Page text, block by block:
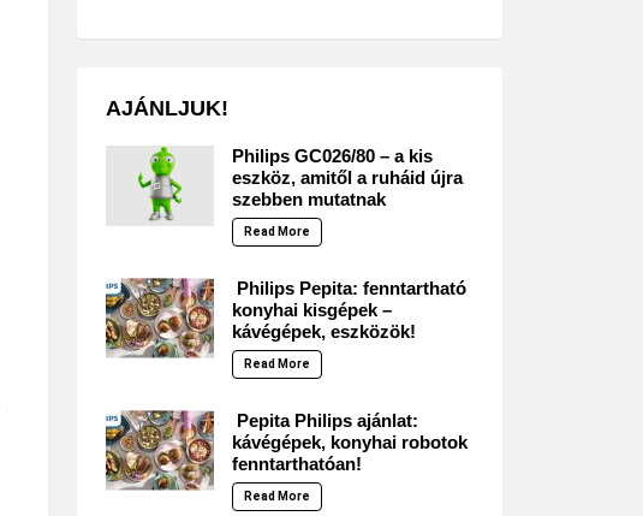
AJÁNLJUK!
Philips GC026/80 – a kis
eszköz, amitől a ruháid újra
szebben mutatnak
Read More
Philips Pepita: fenntartható
konyhai kisgépek –
kávégépek, eszközök!
Read More
Pepita Philips ajánlat:
kávégépek, konyhai robotok
fenntarthatóan!
Read More